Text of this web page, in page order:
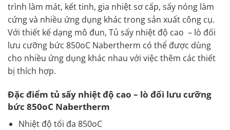
trình làm mát, kết tinh, gia nhiệt sơ cấp, sấy nóng làm
cứng và nhiều ứng dụng khác trong sản xuất công cụ.
Với thiết kế dạng mô đun, Tủ sấy nhiệt độ cao – lò đối
lưu cưỡng bức 850oC Nabertherm có thể được dùng
cho nhiều ứng dụng khác nhau với việc thêm các thiết
bị thích hợp.
Đặc điểm tủ sấy nhiệt độ cao – lò đối lưu cưỡng
bức 850oC Nabertherm
Nhiệt độ tối đa 850oC